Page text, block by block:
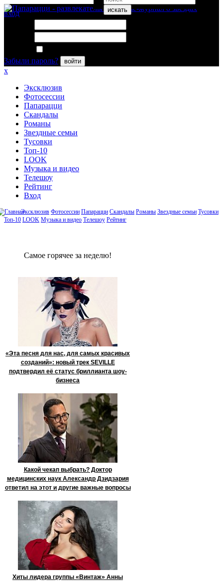
искать
вход
Забыли пароль?
войти
x
Эксклюзив
Фотосессии
Папарацци
Скандалы
Романы
Звездные семьи
Тусовки
Топ-10
LOOK
Музыка и видео
Телешоу
Рейтинг
Вход
Эксклюзив Фотосессии Папарацци Скандалы Романы Звездные семьи Тусовки
Топ-10 LOOK Музыка и видео Телешоу Рейтинг
Сaмое гoрячее за неделю!
«Эта песня для нас, для самых красивых
созданий»: новый трек SEVILLE
подтвердил её статус бриллианта шоу-
бизнеса
Какой чекап выбрать? Доктор
медицинских наук Александр Дзидзария
ответил на этот и другие важные вопросы
Хиты лидера группы «Винтаж» Анны